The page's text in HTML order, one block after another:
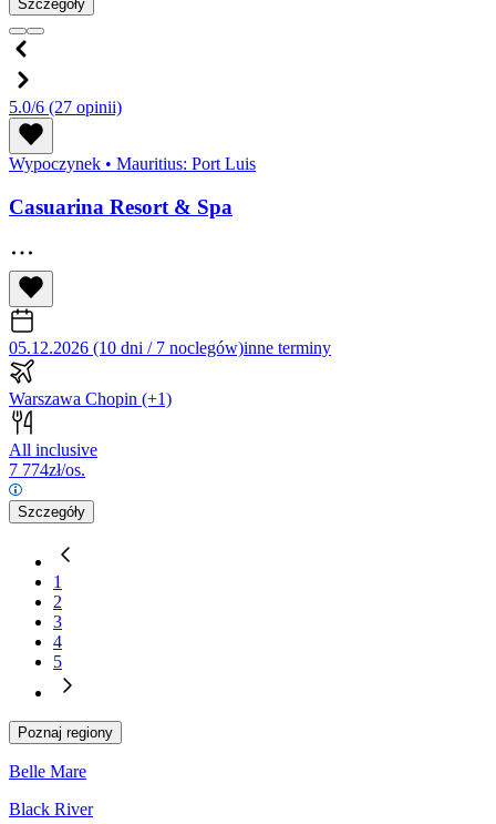
Szczegóły
5.0/6 (27 opinii)
Wypoczynek • Mauritius: Port Luis
Casuarina Resort & Spa
05.12.2026 (10 dni / 7 noclegów)inne terminy
Warszawa Chopin (+1)
All inclusive
7 774zł/os.
Szczegóły
1
2
3
4
5
Poznaj regiony
Belle Mare
Black River